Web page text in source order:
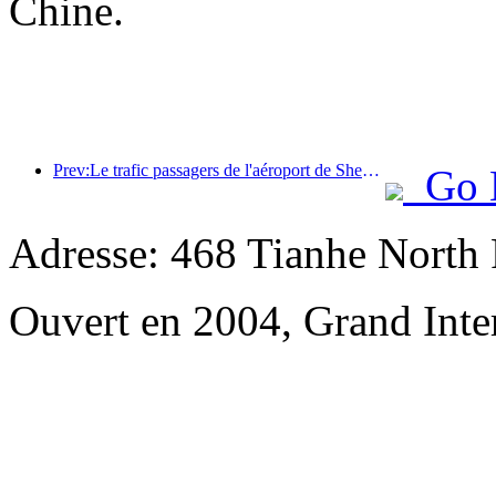
Chine.
Prev:Le trafic passagers de l'aéroport de Shenzhen a dépassé les 3 millions cette année, établissant un nouveau record pour la même période.
Go
Adresse: 468 Tianhe
Ouvert en 2004, Grand